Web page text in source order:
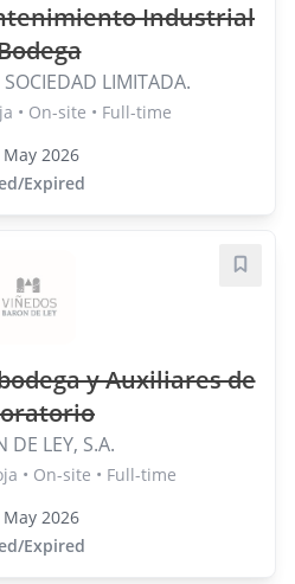
Industrial
LIMITADA.
• On-site • Full-time
2026
Expired
y Auxiliares de
DE LEY, S.A.
• On-site • Full-time
May 2026
Expired
Save